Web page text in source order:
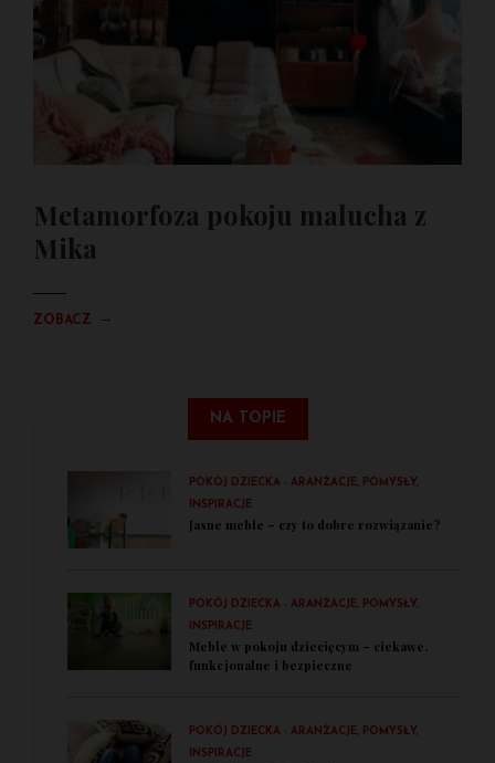
Metamorfoza pokoju malucha z
Mika
ZOBACZ →
NA TOPIE
POKÓJ DZIECKA - ARANŻACJE, POMYSŁY,
INSPIRACJE
Jasne meble – czy to dobre rozwiązanie?
POKÓJ DZIECKA - ARANŻACJE, POMYSŁY,
INSPIRACJE
Meble w pokoju dziecięcym – ciekawe,
funkcjonalne i bezpieczne
POKÓJ DZIECKA - ARANŻACJE, POMYSŁY,
INSPIRACJE